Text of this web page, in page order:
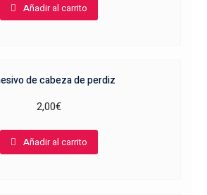
Añadir al carrito
de cabeza de perdiz
2,00€
Añadir al carrito